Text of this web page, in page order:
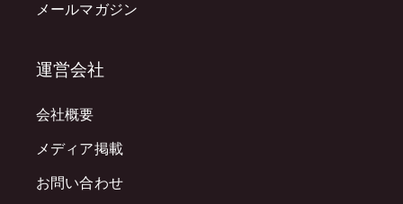
メールマガジン
運営会社
会社概要
メディア掲載
お問い合わせ